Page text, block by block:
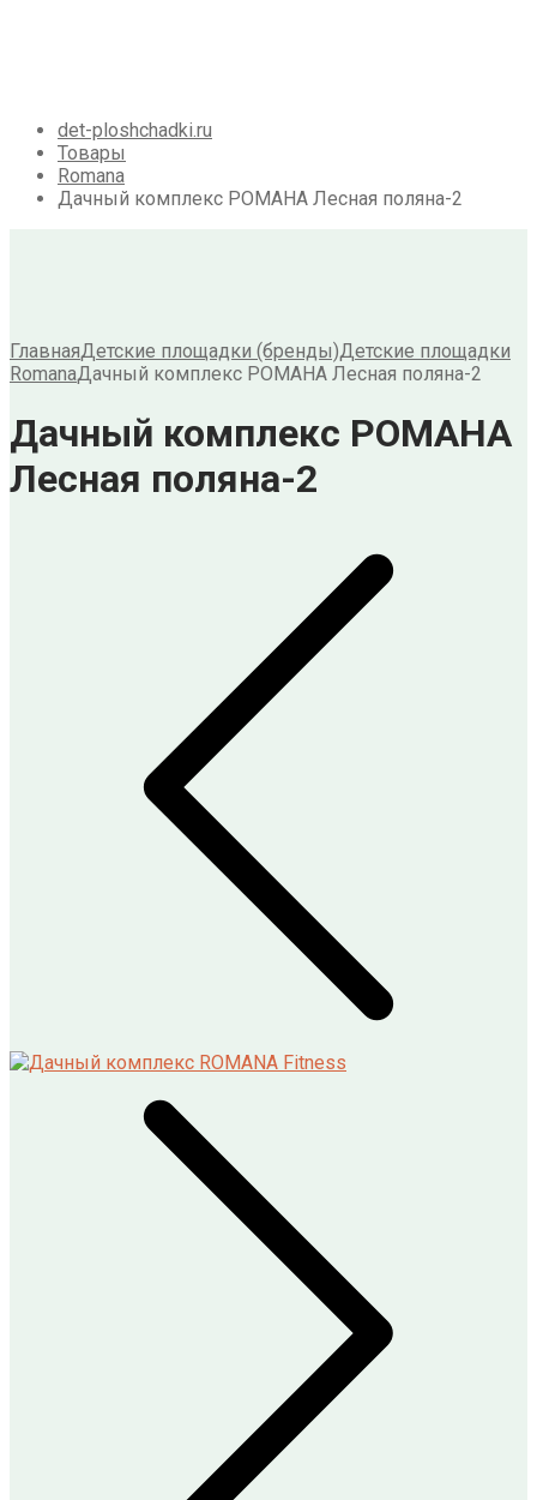
det-ploshchadki.ru
Товары
Romana
Дачный комплекс РОМАНА Лесная поляна-2
ГлавнаяДетские площадки (бренды)Детские площадки
RomanaДачный комплекс РОМАНА Лесная поляна-2
Дачный комплекс РОМАНА
Лесная поляна-2